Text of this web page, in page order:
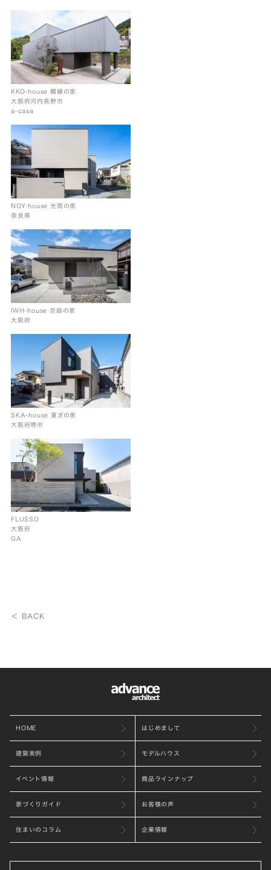
KKO-house 額縁の家
大阪府河内長野市
a-casa
NOY-house 光筒の家
奈良県
IWH-house 空庭の家
大阪府
SKA-house 寛ぎの家
大阪府堺市
FLUSSO
大阪府
GA
＜ BACK
HOME はじめまして
建築実例 モデルハウス
イベント情報 商品ラインナップ
家づくりガイド お客様の声
住まいのコラム 企業情報